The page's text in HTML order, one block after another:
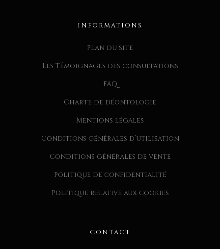
INFORMATIONS
Plan du site
Les Témoignages des consultations
FAQ
Charte de déontologie
Mentions légales
Conditions générales d’utilisation
Conditions générales de vente
Politique de confidentialité
Politique relative aux cookies
CONTACT